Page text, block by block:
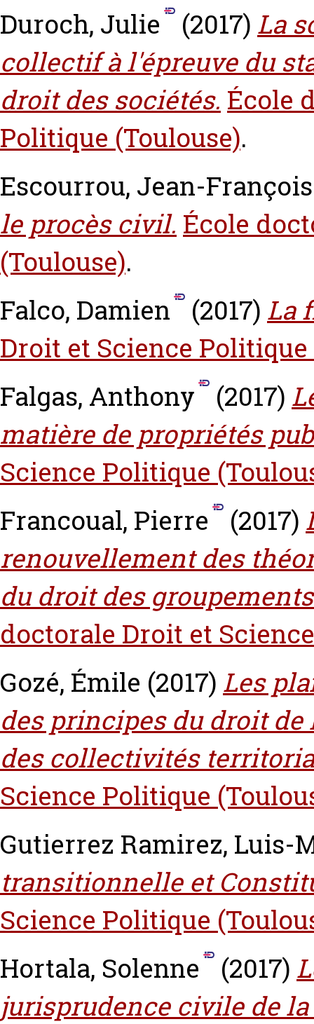
Duroch, Julie
(2017) La
collectif à l'épreuve du
droit des sociétés. École
Politique (Toulouse).
Escourrou, Jean-François
le procès civil. École
(Toulouse).
Falco, Damien
(2017) La
Droit et Science Politique
Falgas, Anthony
(2017)
matière de propriétés
Science Politique
Francoual, Pierre
(2017)
renouvellement des
du droit des
doctorale Droit et
Gozé, Émile (2017) Les
des principes du droit
des collectivités
Science Politique
Gutierrez Ramirez, Luis-
transitionnelle et
Science Politique
Hortala, Solenne
(2017)
jurisprudence civile de la